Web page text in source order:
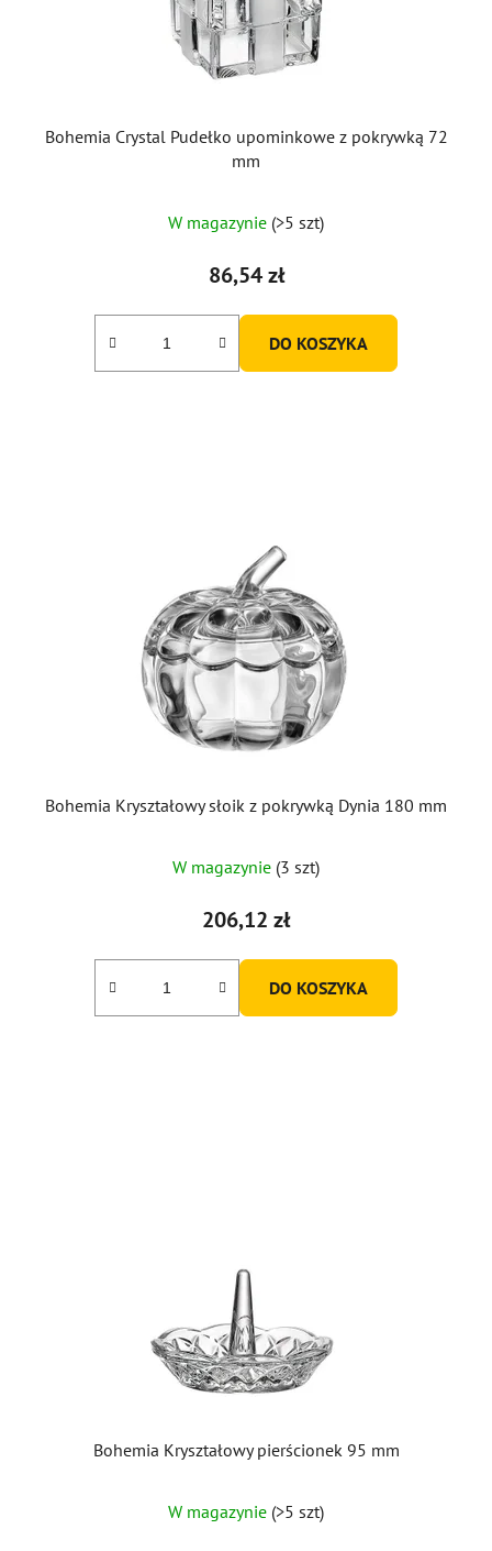
Bohemia Crystal Pudełko upominkowe z pokrywką 72
mm
W magazynie (>5 szt)
86,54 zł
DO KOSZYKA
Bohemia Kryształowy słoik z pokrywką Dynia 180 mm
W magazynie (3 szt)
206,12 zł
DO KOSZYKA
Bohemia Kryształowy pierścionek 95 mm
W magazynie (>5 szt)